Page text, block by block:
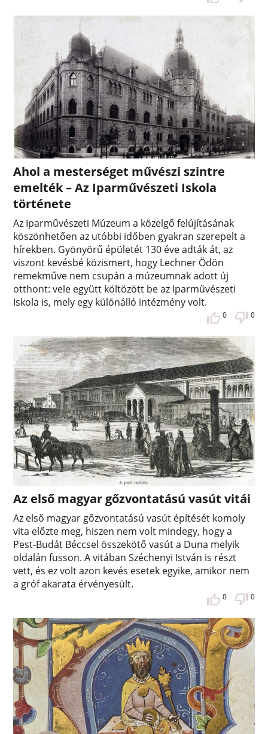
Ahol a mesterséget művészi szintre
emelték – Az Iparművészeti Iskola
története
Az Iparművészeti Múzeum a közelgő felújításának
köszönhetően az utóbbi időben gyakran szerepelt a
hírekben. Gyönyörű épületét 130 éve adták át, az
viszont kevésbé közismert, hogy Lechner Ödön
remekműve nem csupán a múzeumnak adott új
otthont: vele együtt költözött be az Iparművészeti
Iskola is, mely egy különálló intézmény volt.
0 0
Az első magyar gőzvontatású vasút vitái
Az első magyar gőzvontatású vasút építését komoly
vita előzte meg, hiszen nem volt mindegy, hogy a
Pest-Budát Béccsel összekötő vasút a Duna melyik
oldalán fusson. A vitában Széchenyi István is részt
vett, és ez volt azon kevés esetek egyike, amikor nem
a gróf akarata érvényesült.
0 0